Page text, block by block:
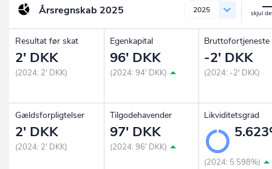
Årsregnskab 2025 2025
Resultat før skat
2' DKK
(2024: 2' DKK)
Egenkapital
96' DKK
(2024: 94' DKK)
Bruttofortjeneste
-2' DKK
(2024: -2' DKK)
Gældsforpligtelser
2' DKK
(2024: 2' DKK)
Tilgodehavender
97' DKK
(2024: 96' DKK)
Likviditetsgrad
(2024: 5.598%)